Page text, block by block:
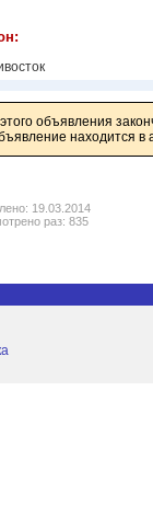
объявления
находится в
19.03.2014
раз: 835